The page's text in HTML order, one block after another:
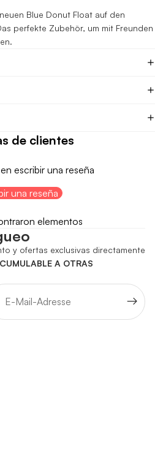
Blue Donut Float auf den
perfekte Zubehör, um mit Freunden
de clientes
escribir una reseña
una reseña
elementos
y ofertas exclusivas directamente
A OTRAS